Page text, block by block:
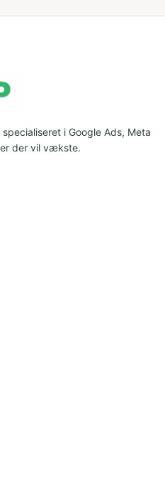
i Google Ads, Meta
der vil vækste.